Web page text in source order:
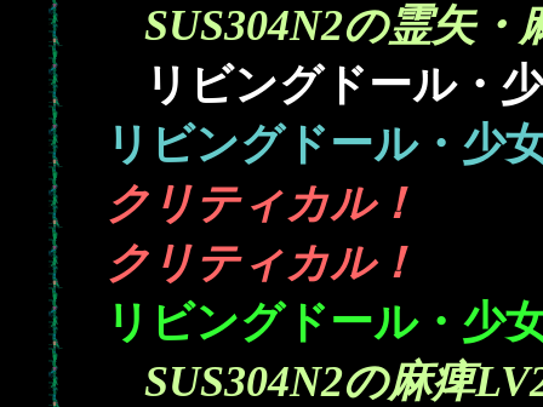
SUS304N2の霊矢・
リビングドール・
リビングドール・少
クリティカル！
クリティカル！
リビングドール・少
SUS304N2の麻痺